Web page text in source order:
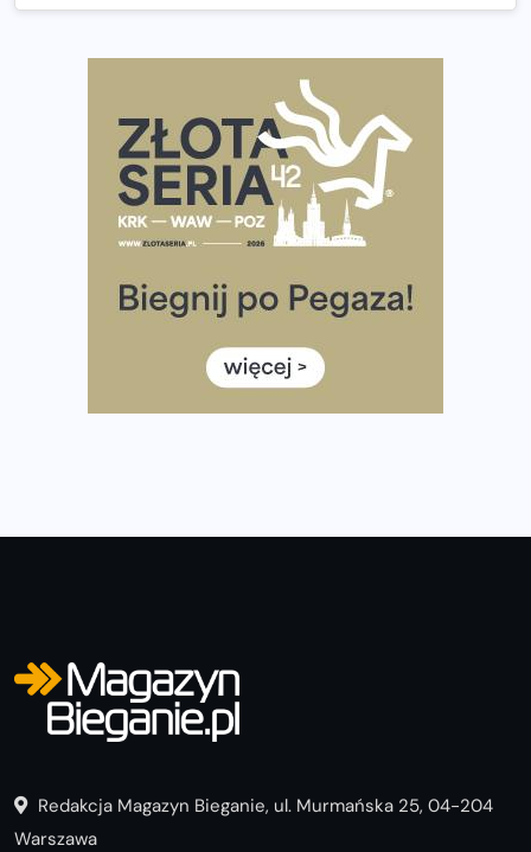
wybiera wyzwanie trzech największych maratonów w
Praska 5k Run gospodarzem Mistrzostw Polski
Największy Bieg Powstania Warszawskiego w historii.
Ponad 12 tysięcy uczestników pobiegło dla Bohaterów!
Tętno vs tempo – czym kierować się w bieganiu?
Co ma dużo białka? Produkty, które warto włączyć do
Rozbiegany Olsztyn szykuje się na weekend z
Już w tę sobotę 35. Bieg Powstania Warszawskiego.
Wystartuje rekordowa liczba uczestników
Redakcja Magazyn Bieganie, ul. Murmańska 25, 04-204
Warszawa